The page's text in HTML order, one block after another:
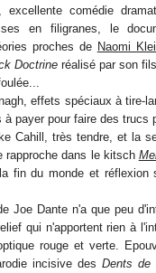
comédie
en filigranes, le
proches de Naomi
Doctrineréalisé par son
effets spéciaux à tire-
payer pour faire des trucs
Cahill, très tendre, et la
rapproche dans le kitsch
fin du monde et réflexion
Joe Dante n'a que peu
qui n'apportent rien à
rouge et verte.
incisive des Dents de